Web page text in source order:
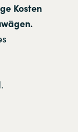
Kosten